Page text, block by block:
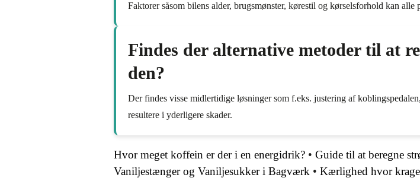
Faktorer såsom bilens alder, brugsmønster, kørestil og kørselsforhold kan
Findes der alternative metoder til at
den?
Der findes visse midlertidige løsninger som f.eks. justering af
resultere i yderligere skader.
Hvor meget koffein er der i en energidrik? • Guide til at beregne
Vaniljestænger og Vaniljesukker i Bagværk • Kærlighed hvor